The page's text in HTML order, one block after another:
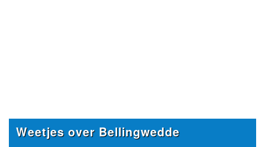
Weetjes over Bellingwedde